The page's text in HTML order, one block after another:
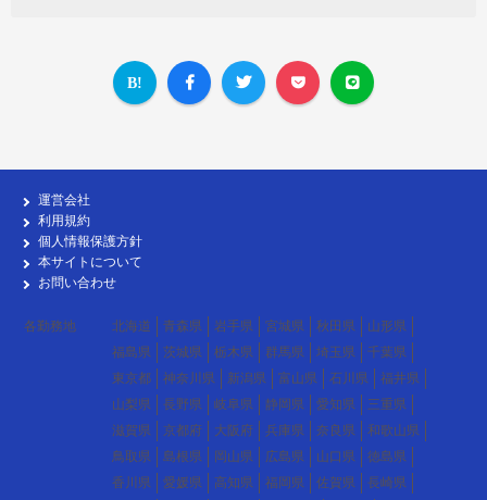
運営会社
利用規約
個人情報保護方針
本サイトについて
お問い合わせ
各勤務地 北海道 青森県 岩手県 宮城県 秋田県
山形県
福島県
茨城県 栃木県 群馬県 埼玉県
千葉県
東京都
神奈川県 新潟県 富山県 石川県
福井県
山梨県
長野県 岐阜県 静岡県 愛知県
三重県
滋賀県
京都府 大阪府 兵庫県 奈良県
和歌山県
鳥取県
島根県 岡山県 広島県 山口県
徳島県
香川県
愛媛県 高知県 福岡県 佐賀県 長崎県